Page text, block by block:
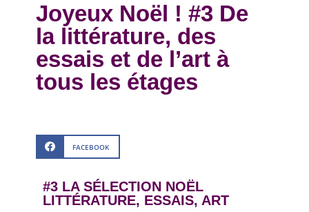
Joyeux Noël ! #3 De
la littérature, des
essais et de l’art à
tous les étages
FACEBOOK
#3 LA SÉLECTION NOËL
LITTÉRATURE, ESSAIS, ART